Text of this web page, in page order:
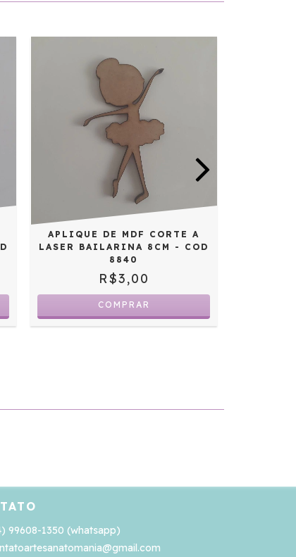
APLIQUE DE MDF CORTE A
LASER BAILARINA 8CM - COD
8840
R$3,00
99608-1350 (whatsapp)